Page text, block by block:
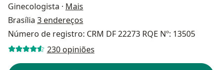
Ginecologista · Mais
Brasília 3 endereços
Número de registro: CRM DF 22273 RQE Nº: 13505
230 opiniões